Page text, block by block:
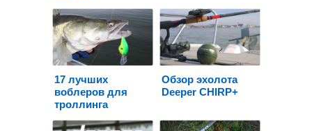
17 лучших
воблеров для
троллинга
Обзор эхолота
Deeper CHIRP+